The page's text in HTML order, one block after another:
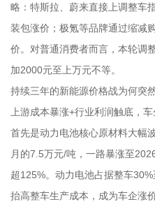
略：特斯拉、蔚来直接上调整车
装包涨价；极氪等品牌通过缩减
价。对普通消费者而言，本轮调
加2000元至上万元不等。
持续三年的新能源价格战为何突
上游成本暴涨+行业利润触底，
首先是动力电池核心原材料大幅
月的7.5万元/吨，一路暴涨至
超125%。动力电池占据整车
抬高整车生产成本，成为车企涨